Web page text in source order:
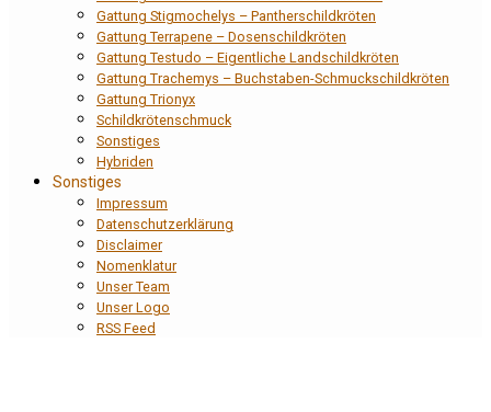
Gattung Stigmochelys – Pantherschildkröten
Gattung Terrapene – Dosenschildkröten
Gattung Testudo – Eigentliche Landschildkröten
Gattung Trachemys – Buchstaben-Schmuckschildkröten
Gattung Trionyx
Schildkrötenschmuck
Sonstiges
Hybriden
Sonstiges
Impressum
Datenschutzerklärung
Disclaimer
Nomenklatur
Unser Team
Unser Logo
RSS Feed